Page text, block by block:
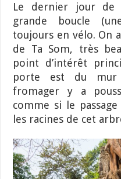
Le dernier jour de
grande boucle
toujours en vélo. On
de Ta Som, très
point d’intérêt
porte est du mur
fromager y a
comme si le
les racines de cet